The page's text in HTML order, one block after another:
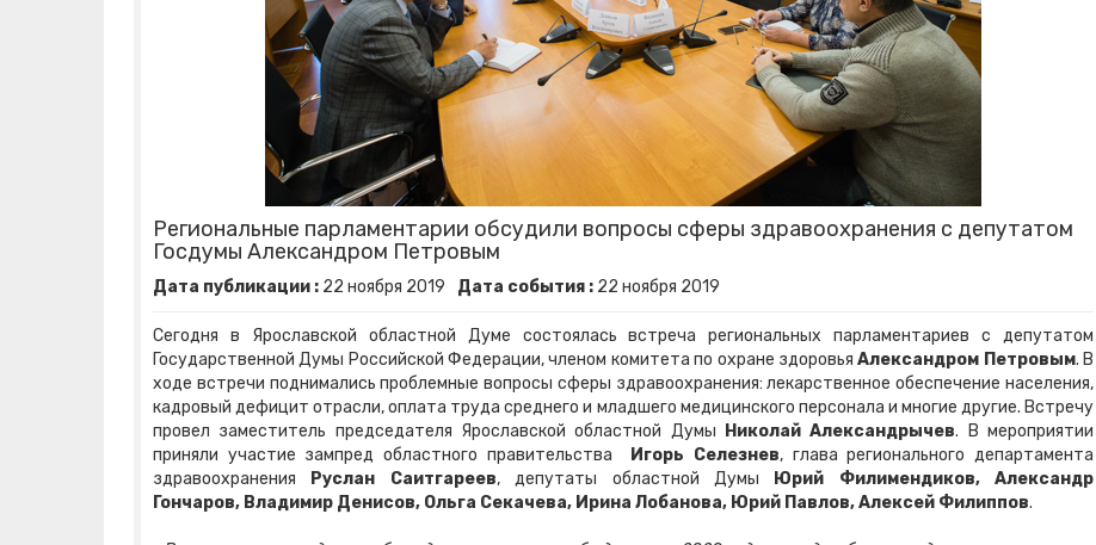
Региональные парламентарии обсудили вопросы сферы здравоохранения с депутатом
Госдумы Александром Петровым
Дата публикации : 22 ноября 2019 Дата события : 22 ноября 2019
Сегодня в Ярославской областной Думе состоялась встреча региональных парламентариев с депутатом
Государственной Думы Российской Федерации, членом комитета по охране здоровьяАлександром Петровым. В
ходе встречи поднимались проблемные вопросы сферы здравоохранения: лекарственное обеспечение населения,
кадровый дефицит отрасли, оплата труда среднего и младшего медицинского персонала и многие другие. Встречу
провел заместитель председателя Ярославской областной Думы
Николай Александрычев. В мероприятии
приняли участие зампред областного правительства
Игорь Селезнев, глава регионального департамента
здравоохранения
Руслан Саитгареев, депутаты областной Думы
Юрий Филимендиков, Александр
Гончаров, Владимир Денисов, Ольга Секачева, Ирина Лобанова, Юрий Павлов, Алексей Филиппов.